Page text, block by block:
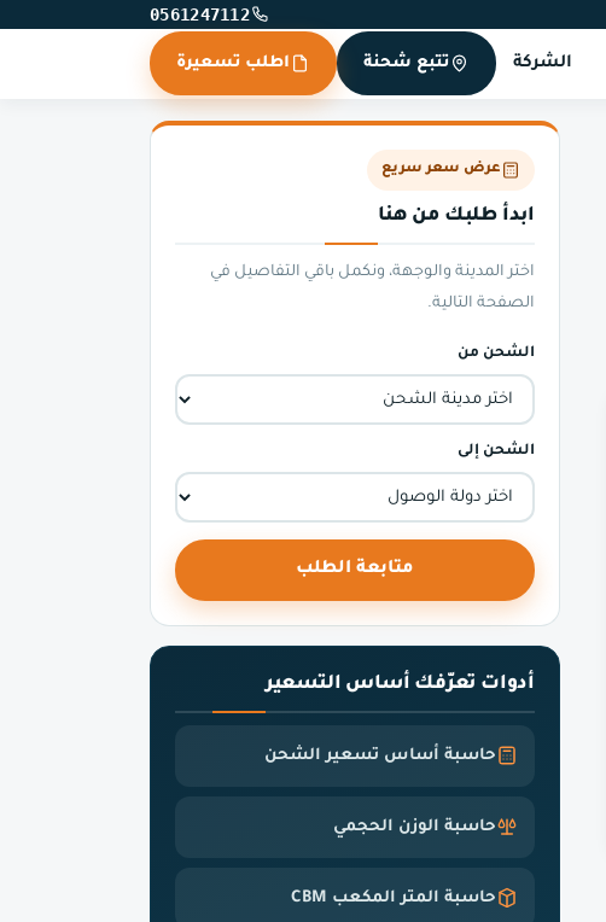
0561247112
الشركة تتبع شحنة اطلب تسعيرة
عرض سعر سريع
ابدأ طلبك من هنا
اختر المدينة والوجهة، ونكمل باقي التفاصيل في
الصفحة التالية.
الشحن من
الشحن إلى
متابعة الطلب
أدوات تعرّفك أساس التسعير
حاسبة أساس تسعير الشحن
حاسبة الوزن الحجمي
حاسبة المتر المكعب CBM